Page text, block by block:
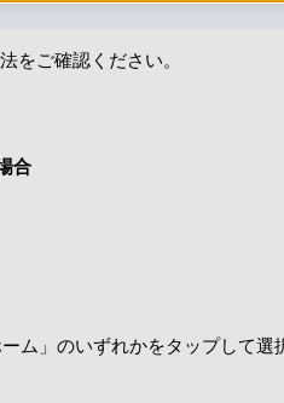
をご確認ください。
合
ム」のいずれかをタップして選